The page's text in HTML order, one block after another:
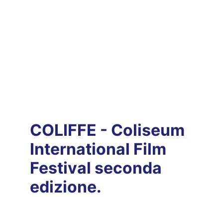
COLIFFE - Coliseum
International Film
Festival seconda
edizione.